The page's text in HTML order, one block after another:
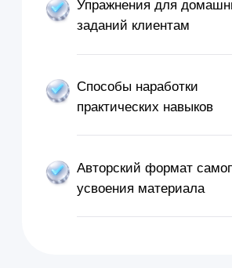
Врач спортивной медицины
Эвотрен
Специалист "Концепции
Mulligan"
Лектор международных